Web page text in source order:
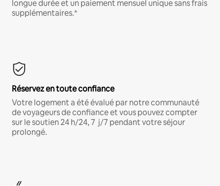
longue durée et un paiement mensuel unique sans frais
supplémentaires.*
Réservez en toute confiance
Votre logement a été évalué par notre communauté
de voyageurs de confiance et vous pouvez compter
sur le soutien 24 h/24, 7 j/7 pendant votre séjour
prolongé.